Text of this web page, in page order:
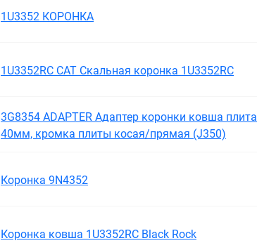
1U3352 КОРОНКА
1U3352RC CAT Скальная коронка 1U3352RC
3G8354 ADAPTER Адаптер коронки ковша плита
40мм, кромка плиты косая/прямая (J350)
Коронка 9N4352
Коронка ковша 1U3352RC Black Rock